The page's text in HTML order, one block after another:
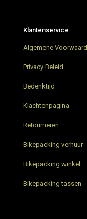
AGU Venture
Grunnduro
Bikepacking trip
Parapera
Restrap Bar
Bikepacking trip
Restrap
Bikepacking
Klantenservice
Algemene
Privacy Beleid
Bedenktijd
Klachtenpagina
Retourneren
Bikepacking verhuur
Bikepacking winkel
Bikepacking tassen